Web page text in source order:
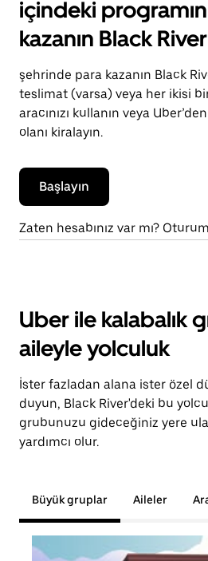
içindeki
kazanın Black
şehrinde para kazanın Black
teslimat (varsa) veya her ikisi
aracınızı kullanın veya
olanı kiralayın.
Başlayın
Zaten hesabınız var mı?
Uber ile kalabalık
aileyle yolculuk
İster fazladan alana ister özel
duyun, Black River'deki bu
grubunuzu gideceğiniz yere
yardımcı olur.
Büyük gruplar Aileler